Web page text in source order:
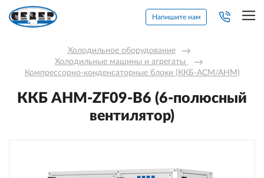
Напишите нам
Холодильное оборудование →
Холодильные машины и агрегаты →
Компрессорно-конденсаторные блоки (ККБ-АСМ/АНМ)
ККБ AНM-ZF09-В6 (6-полюсный
вентилятор)